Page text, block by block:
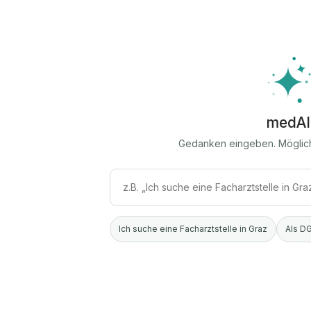
medAI
Gedanken eingeben.
Ich suche eine Facharztstelle in Graz Als